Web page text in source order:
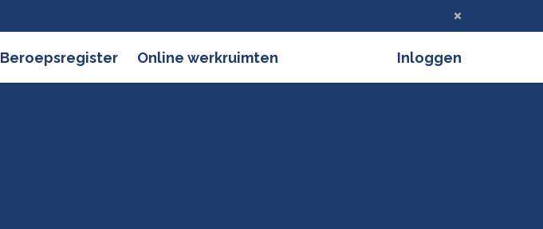
Beroepsregister Online werkruimten Inloggen